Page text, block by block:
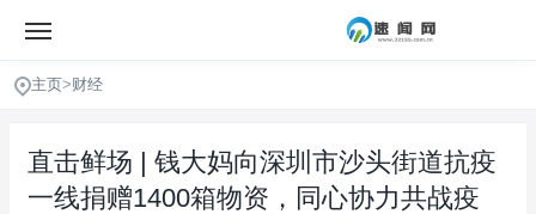
主页>财经
直击鲜场 | 钱大妈向深圳市沙头街道抗疫
一线捐赠1400箱物资，同心协力共战疫